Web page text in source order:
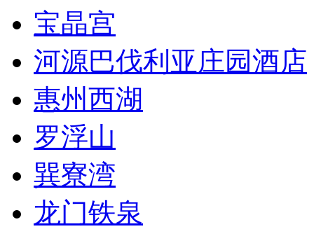
宝晶宫
河源巴伐利亚庄园酒店
惠州西湖
罗浮山
巽寮湾
龙门铁泉